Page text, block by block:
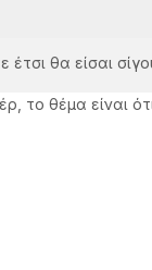
θα είσαι
το θέμα είναι